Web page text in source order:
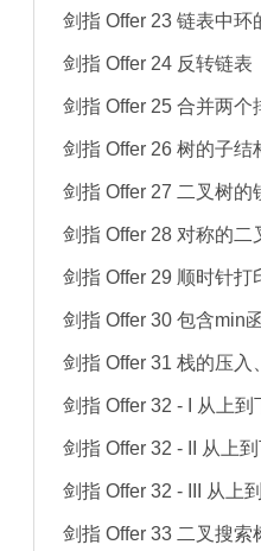
剑指 Offer 23 链表中环
剑指 Offer 24 反转链表
剑指 Offer 25 合并两个
剑指 Offer 26 树的子结
剑指 Offer 27 二叉树的
剑指 Offer 28 对称的二
剑指 Offer 29 顺时针打
剑指 Offer 30 包含min
剑指 Offer 31 栈的压入
剑指 Offer 32 - I 从上
剑指 Offer 32 - II 从上到
剑指 Offer 32 - III 从上
剑指 Offer 33 二叉搜索